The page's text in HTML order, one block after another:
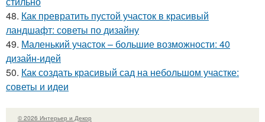
48. Как превратить пустой участок в красивый
ландшафт: советы по дизайну
49. Маленький участок – большие возможности: 40
дизайн-идей
50. Как создать красивый сад на небольшом участке:
советы и идеи
© 2026 Интерьер и Декор